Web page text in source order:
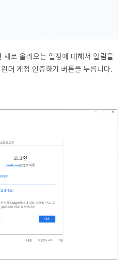
새로 올라오는 일정에 대해서 알림을
더 게정 인증하기 버튼을 누릅니다.